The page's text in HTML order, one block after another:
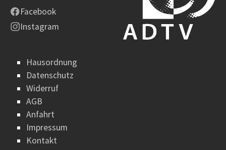
Facebook
Instagram
Hausordnung
Datenschutz
Widerruf
AGB
Anfahrt
Impressum
Kontakt